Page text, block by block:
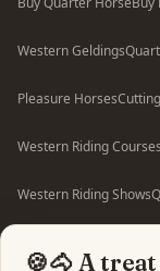
Western Geldings
Pleasure Horses
Western Riding Courses
Western Riding Shows
🍪🐴 A